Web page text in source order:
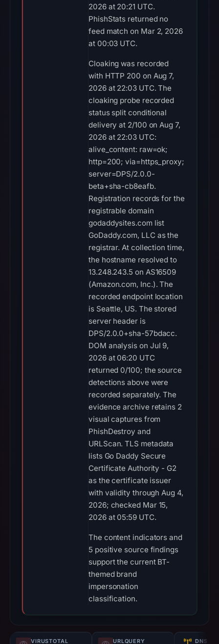
2026 at 20:21 UTC.
PhishStats returned no
feed match on Mar 2, 2026
at 00:03 UTC.
Cloaking was recorded
with HTTP 200 on Aug 7,
2026 at 22:03 UTC. The
cloaking probe recorded
status split conditional
delivery at 2/100 on Aug 7,
2026 at 22:03 UTC:
alive_content: raw=ok;
http=200; via=https_proxy;
server=DPS/2.0.0-
beta+sha-cb8eafb.
Registration records for the
registrable domain
godaddysites.com list
GoDaddy.com, LLC as the
registrar. At collection time,
the hostname resolved to
13.248.243.5 on AS16509
(Amazon.com, Inc.). The
recorded endpoint location
is Seattle, US. The stored
server header is
DPS/2.0.0+sha-57bdacc.
DOM analysis on Jul 9,
2026 at 06:20 UTC
returned 0/100; the source
detections above were
recorded separately. The
evidence archive retains 2
visual captures from
PhishDestroy and
URLScan. TLS metadata
lists Go Daddy Secure
Certificate Authority - G2
as the certificate issuer
with validity through Aug 4,
2026; checked Mar 15,
2026 at 05:59 UTC.
The content indicators and
5 positive source findings
support the current BT-
themed brand
impersonation
classification.
VIRUSTOTAL URLQUERY DNS